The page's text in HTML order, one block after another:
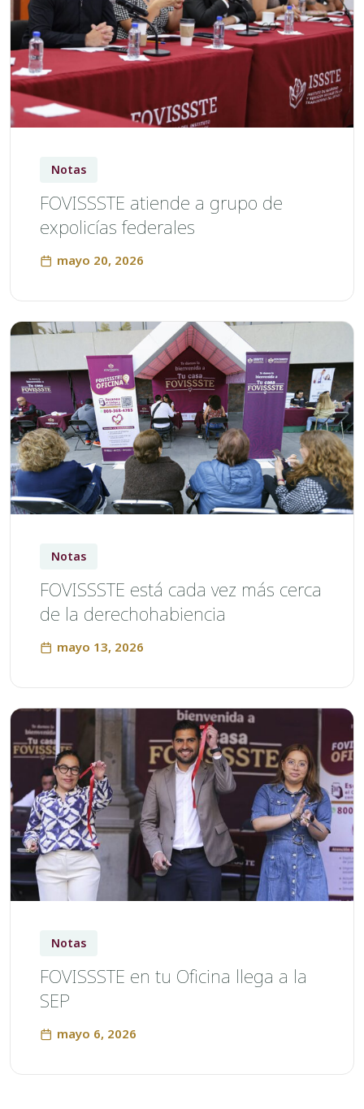
Notas
FOVISSSTE atiende a grupo de
expolicías federales
mayo 20, 2026
Notas
FOVISSSTE está cada vez más cerca
de la derechohabiencia
mayo 13, 2026
Notas
FOVISSSTE en tu Oficina llega a la
SEP
mayo 6, 2026